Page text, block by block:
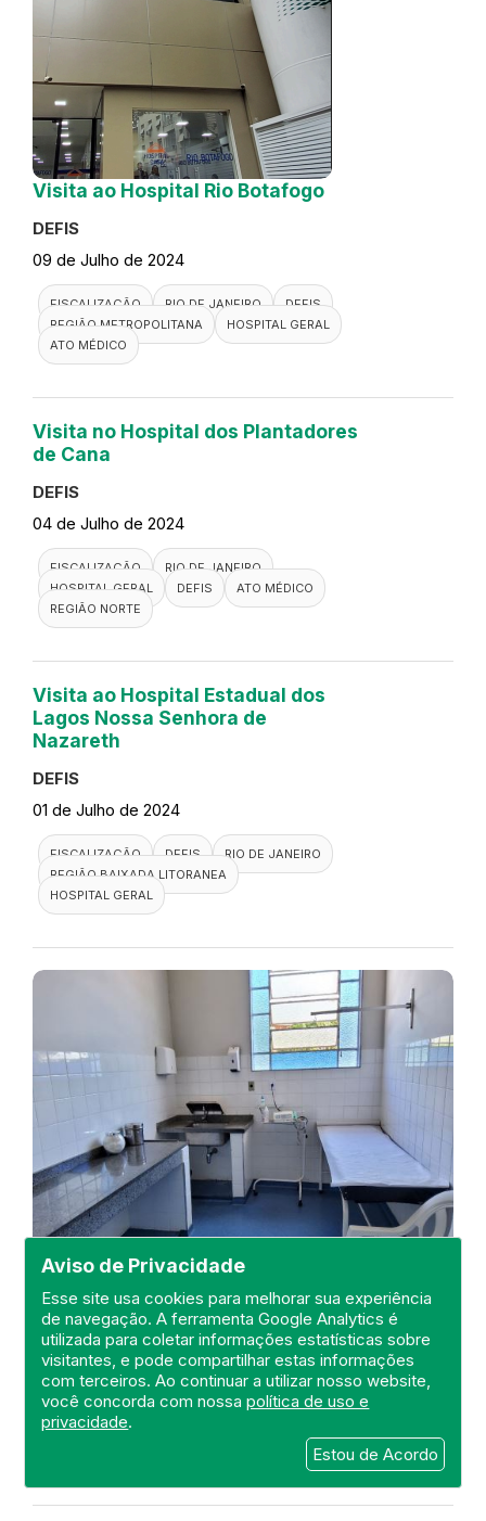
Aviso de Privacidade
Esse site usa cookies para melhorar sua experiência
de navegação. A ferramenta Google Analytics é
utilizada para coletar informações estatísticas sobre
visitantes, e pode compartilhar estas informações
com terceiros. Ao continuar a utilizar nosso website,
você concorda com nossapolítica de uso e
privacidade.
Estou de Acordo
Visita ao Hospital Rio Botafogo
DEFIS
09 de Julho de 2024
FISCALIZAÇÃO RIO DE JANEIRO
DEFIS
REGIÃO METROPOLITANA
HOSPITAL GERAL
ATO MÉDICO
Visita no Hospital dos Plantadores
04 de Julho de 2024
FISCALIZAÇÃO
RIO DE JANEIRO
HOSPITAL GERAL
DEFIS
ATO MÉDICO
REGIÃO NORTE
Lagos Nossa Senhora de
Nazareth
DEFIS
01 de Julho de 2024
FISCALIZAÇÃO
Visita ao Hospital de Cantagalo
DEFIS
21 de Dezembro de 2023